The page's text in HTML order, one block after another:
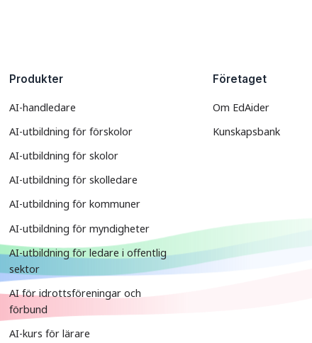
Produkter
AI-handledare
AI-utbildning för förskolor
AI-utbildning för skolor
AI-utbildning för skolledare
AI-utbildning för kommuner
AI-utbildning för myndigheter
AI-utbildning för ledare i offentlig
sektor
AI för idrottsföreningar och
förbund
AI-kurs för lärare
Företaget
Om EdAider
Kunskapsbank